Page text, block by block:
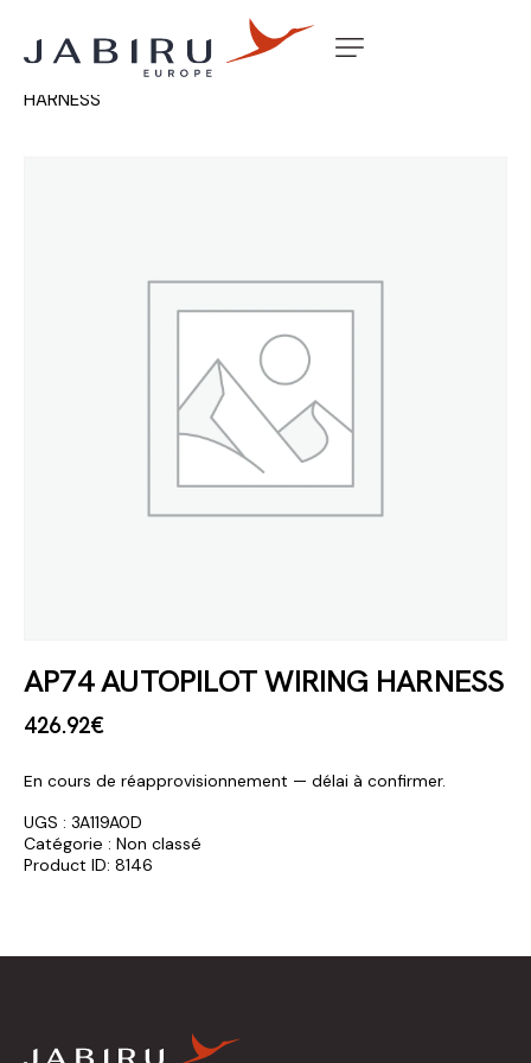
Accueil Non classé
HARNESS
AP74 AUTOPILOT WIRING HARNESS
426.92€
En cours de réapprovisionnement — délai à confirmer.
UGS : 3A119A0D
Catégorie : Non classé
Product ID: 8146